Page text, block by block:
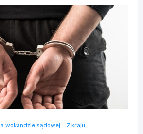
wokandzie sądowej Z kraju